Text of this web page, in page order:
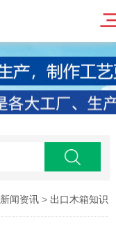
新闻资讯> 出口木箱知识